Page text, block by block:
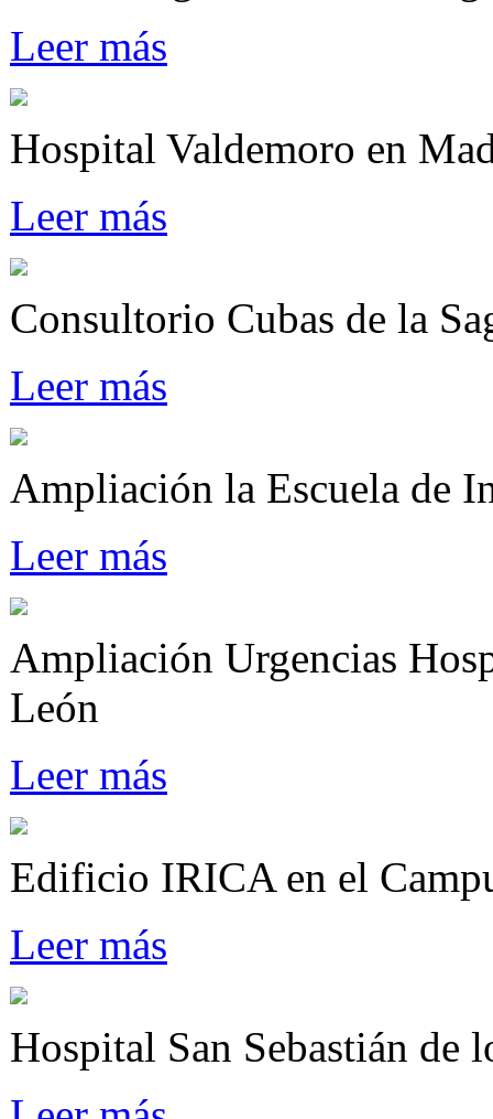
Leer más
Hospital Valdemoro en
Leer más
Consultorio Cubas de la
Leer más
Ampliación la Escuela de
Leer más
Ampliación Urgencias
León
Leer más
Edificio IRICA en el
Leer más
Hospital San Sebastián de